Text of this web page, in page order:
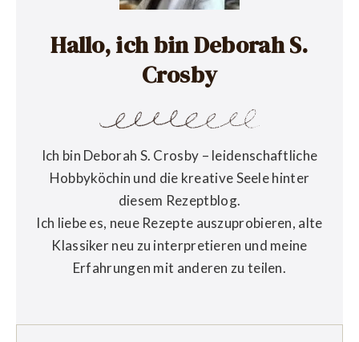
Hallo, ich bin Deborah S.
Crosby
Ich bin Deborah S. Crosby – leidenschaftliche
Hobbyköchin und die kreative Seele hinter
diesem Rezeptblog.
Ich liebe es, neue Rezepte auszuprobieren, alte
Klassiker neu zu interpretieren und meine
Erfahrungen mit anderen zu teilen.